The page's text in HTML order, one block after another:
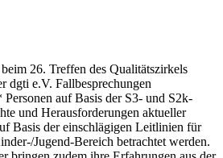
26. Treffen des Qualitätszirkels
dgti e.V. Fallbesprechungen
auf Basis der S3- und S2k-
und Herausforderungen aktueller
Basis der einschlägigen Leitlinien für
Jugend-Bereich betrachtet werden.